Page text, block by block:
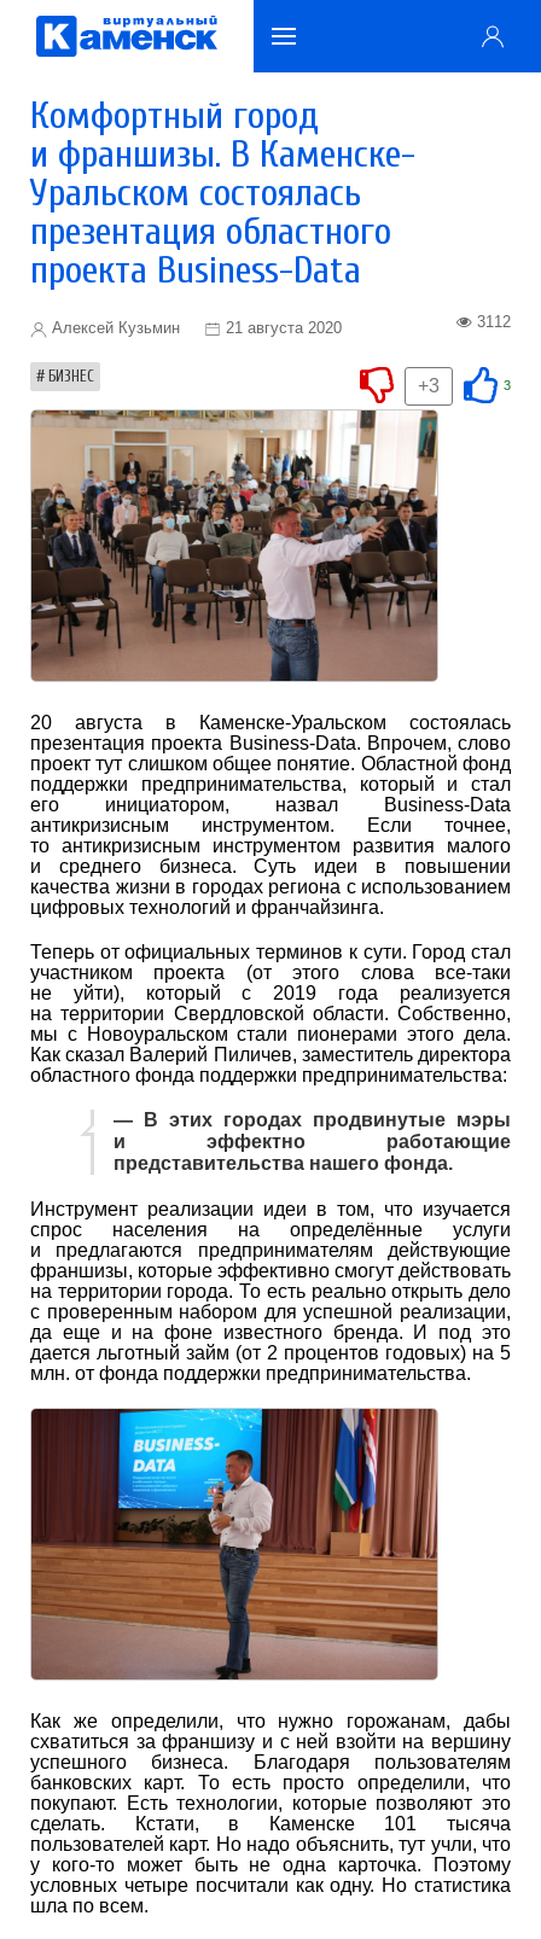
Комфортный город
и франшизы. В Каменске-
Уральском состоялась
презентация областного
проекта Business-Data
Алексей Кузьмин 21 августа 2020 3112
БИЗНЕС 3
+3
20 августа в Каменске-Уральском состоялась
презентация проекта Business-Data. Впрочем, слово
проект тут слишком общее понятие. Областной фонд
поддержки предпринимательства, который и стал
его инициатором, назвал Business-Data
антикризисным инструментом. Если точнее,
то антикризисным инструментом развития малого
и среднего бизнеса. Суть идеи в повышении
качества жизни в городах региона с использованием
цифровых технологий и франчайзинга.
Теперь от официальных терминов к сути. Город стал
участником проекта (от этого слова все-таки
не уйти), который с 2019 года реализуется
на территории Свердловской области. Собственно,
мы с Новоуральском стали пионерами этого дела.
Как сказал Валерий Пиличев, заместитель директора
областного фонда поддержки предпринимательства:
— В этих городах продвинутые мэры
и эффектно работающие
представительства нашего фонда.
Инструмент реализации идеи в том, что изучается
спрос населения на определённые услуги
и предлагаются предпринимателям действующие
франшизы, которые эффективно смогут действовать
на территории города. То есть реально открыть дело
с проверенным набором для успешной реализации,
да еще и на фоне известного бренда. И под это
дается льготный займ (от 2 процентов годовых) на 5
млн. от фонда поддержки предпринимательства.
Как же определили, что нужно горожанам, дабы
схватиться за франшизу и с ней взойти на вершину
успешного бизнеса. Благодаря пользователям
банковских карт. То есть просто определили, что
покупают. Есть технологии, которые позволяют это
сделать. Кстати, в Каменске 101 тысяча
пользователей карт. Но надо объяснить, тут учли, что
у кого-то может быть не одна карточка. Поэтому
условных четыре посчитали как одну. Но статистика
шла по всем.